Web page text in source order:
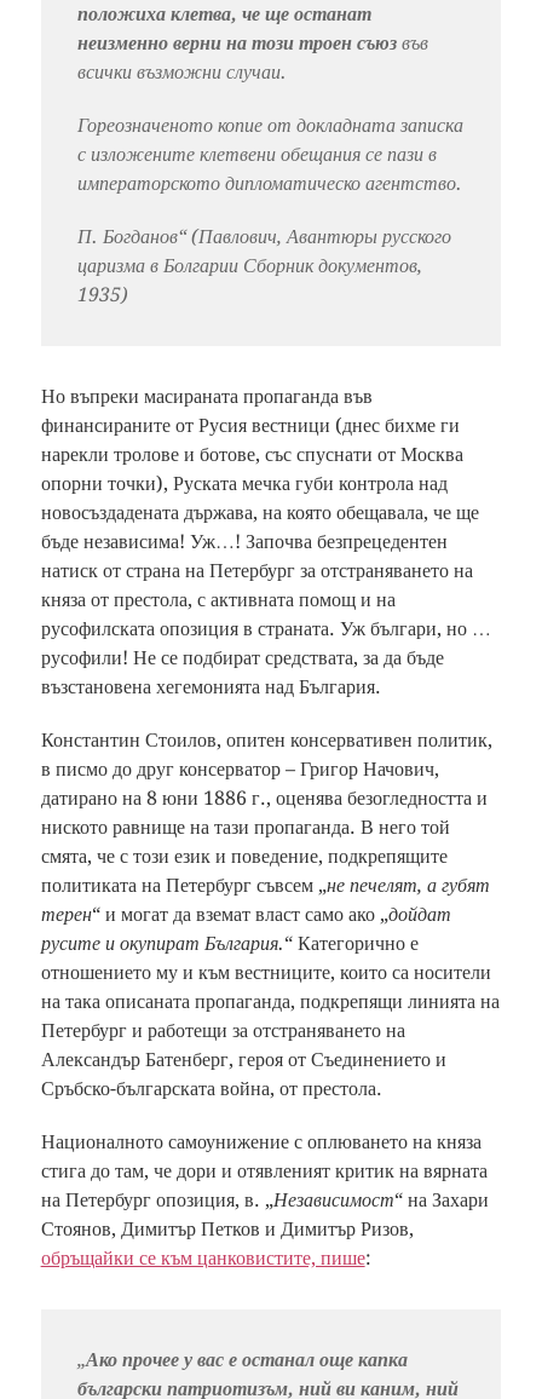
положиха клетва, че ще останат
неизменно верни на този троен съюзвъв
всички възможни случаи.
Гореозначеното копие от докладната записка
с изложените клетвени обещания се пази в
императорското дипломатическо агентство.
П. Богданов“ (Павлович, Авантюры русского
царизма в Болгарии Сборник документов,
1935)
Но въпреки масираната пропаганда във
финансираните от Русия вестници (днес бихме ги
нарекли тролове и ботове, със спуснати от Москва
опорни точки), Руската мечка губи контрола над
новосъздадената държава, на която обещавала, че ще
бъде независима! Уж…! Започва безпрецедентен
натиск от страна на Петербург за отстраняването на
княза от престола, с активната помощ и на
русофилската опозиция в страната. Уж българи, но …
русофили! Не се подбират средствата, за да бъде
възстановена хегемонията над България.
Константин Стоилов, опитен консервативен политик,
в писмо до друг консерватор – Григор Начович,
датирано на 8 юни 1886 г., оценява безогледността и
ниското равнище на тази пропаганда. В него той
смята, че с този език и поведение, подкрепящите
политиката на Петербург съвсем „не печелят, а губят
терен“ и могат да вземат власт само ако „дойдат
русите и окупират България.“ Категорично е
отношението му и към вестниците, които са носители
на така описаната пропаганда, подкрепящи линията на
Петербург и работещи за отстраняването на
Александър Батенберг, героя от Съединението и
Сръбско-българската война, от престола.
Националното самоунижение с оплюването на княза
стига до там, че дори и отявленият критик на вярната
на Петербург опозиция, в. „Независимост“ на Захари
Стоянов, Димитър Петков и Димитър Ризов,
обръщайки се към цанковистите, пише:
„Ако прочее у вас е останал още капка
български патриотизъм, ний ви каним, ний